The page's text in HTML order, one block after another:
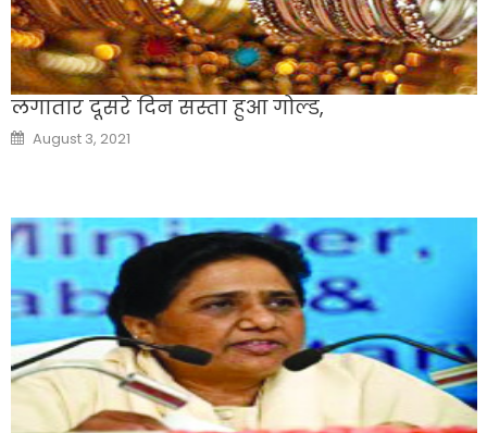
लगातार दूसरे दिन सस्ता हुआ गोल्ड,
Posted
on
August 3, 2021